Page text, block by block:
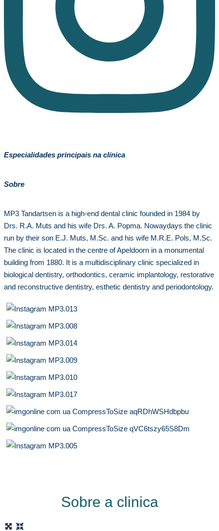
Especialidades principais na clínica
Sobre
MP3 Tandartsen is a high-end dental clinic founded in 1984 by
Drs. R.A. Muts and his wife Drs. A. Popma. Nowaydays the clinic
run by their son E.J. Muts, M.Sc. and his wife M.R.E. Pols, M.Sc.
The clinic is located in the centre of Apeldoorn in a monumental
building from 1880. It is a multidisciplinary clinic specialized in
biological dentistry, orthodontics, ceramic implantology, restorative
and reconstructive dentistry, esthetic dentistry and periodontology.
Sobre a clinica